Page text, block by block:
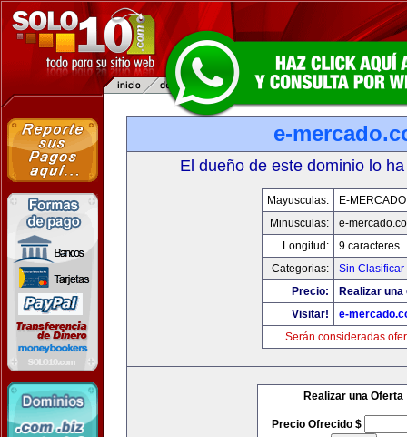
e-
El dueño de este dominio lo
Mayusculas:
E-
Minusculas:
e-
Longitud:
9 caracteres
Categorias:
Sin Clasificar
Precio:
Realizar
Visitar!
e-
Serán consideradas
Realizar una Oferta
Precio Ofrecido $